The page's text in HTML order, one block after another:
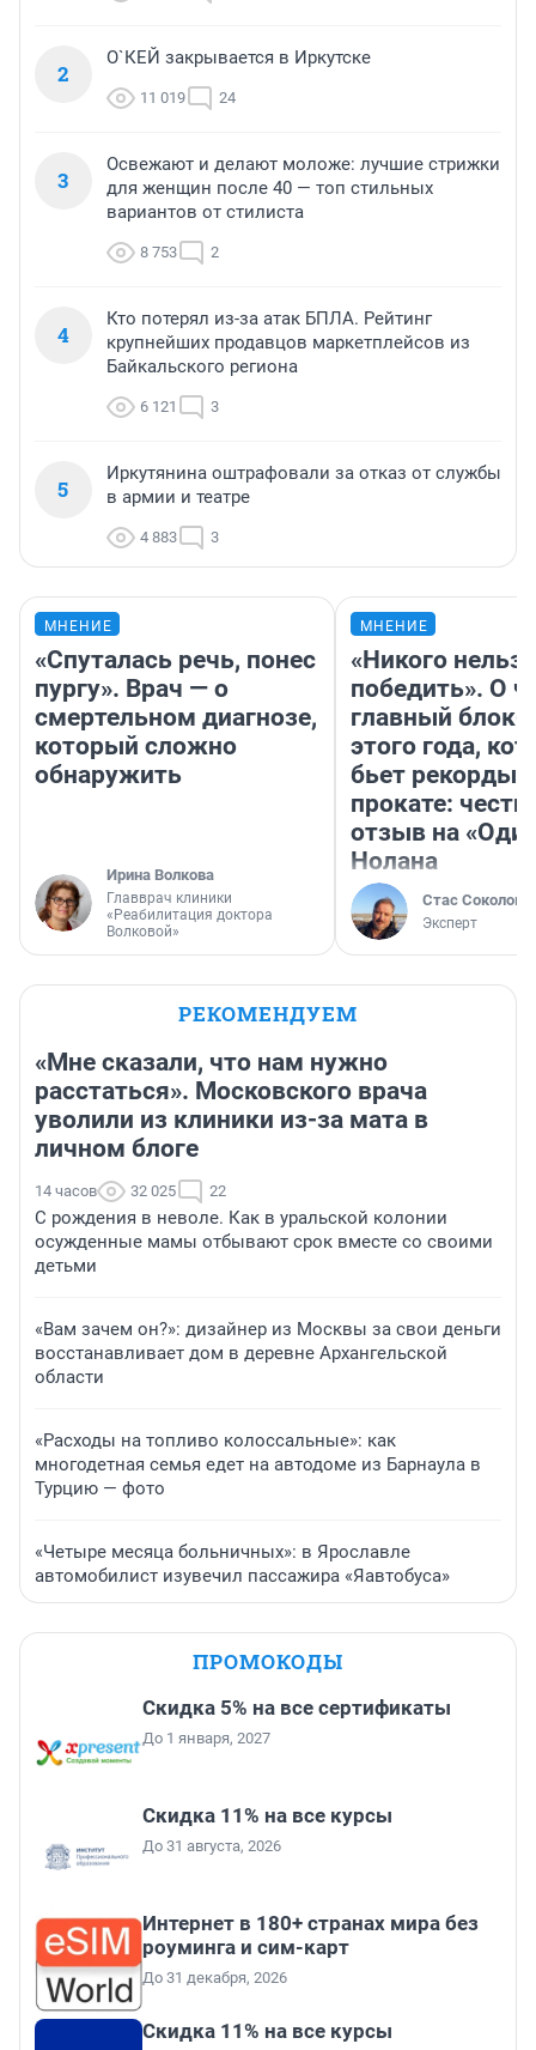
2
О`КЕЙ закрывается в Иркутске
11 019 24
3
Освежают и делают моложе: лучшие стрижки
для женщин после 40 — топ стильных
вариантов от стилиста
8 753 2
4
Кто потерял из-за атак БПЛА. Рейтинг
крупнейших продавцов маркетплейсов из
Байкальского региона
6 121 3
5
Иркутянина оштрафовали за отказ от службы
в армии и театре
4 883 3
МНЕНИЕ
«Спуталась речь, понес
пургу». Врач — о
смертельном диагнозе,
который сложно
обнаружить
Ирина Волкова
Главврач клиники
«Реабилитация доктора
Волковой»
МНЕНИЕ
«Никого нельзя
победить». О
главный
этого года,
бьет рекорды в
прокате:
отзыв на
Нолана
Стас Соколов
Эксперт
РЕКОМЕНДУЕМ
«Мне сказали, что нам нужно
расстаться». Московского врача
уволили из клиники из-за мата в
личном блоге
14 часов 32 025 22
С рождения в неволе. Как в уральской колонии
осужденные мамы отбывают срок вместе со своими
детьми
«Вам зачем он?»: дизайнер из Москвы за свои деньги
восстанавливает дом в деревне Архангельской
области
«Расходы на топливо колоссальные»: как
многодетная семья едет на автодоме из Барнаула в
Турцию — фото
«Четыре месяца больничных»: в Ярославле
автомобилист изувечил пассажира «Яавтобуса»
ПРОМОКОДЫ
Скидка 5% на все сертификаты
До 1 января, 2027
Скидка 11% на все курсы
До 31 августа, 2026
Интернет в 180+ странах мира без
роуминга и сим-карт
До 31 декабря, 2026
Скидка 11% на все курсы